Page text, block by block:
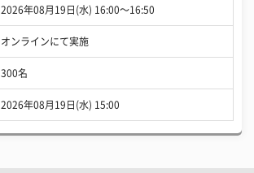
2026年08月19日(水) 16:00〜16:50
オンラインにて実施
300名
2026年08月19日(水) 15:00